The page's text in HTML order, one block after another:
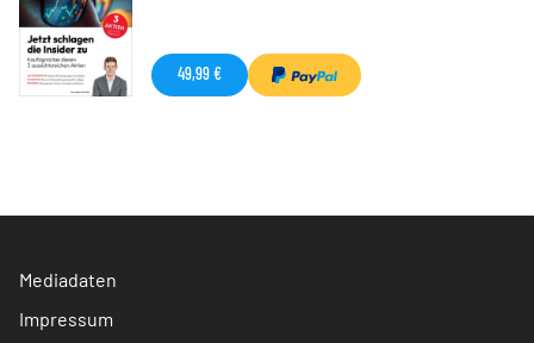
49,99 €
Mediadaten
Impressum